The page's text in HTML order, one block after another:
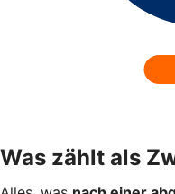
Was zählt als